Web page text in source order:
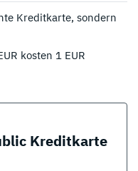
Kreditkarte, sondern
kosten 1 EUR
Kreditkarte